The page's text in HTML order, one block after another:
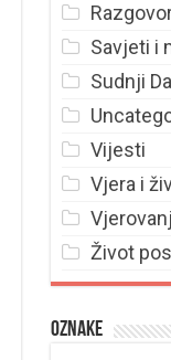
Savjeti i
Sudnji
Vijesti
Vjera i
Život
Oznake